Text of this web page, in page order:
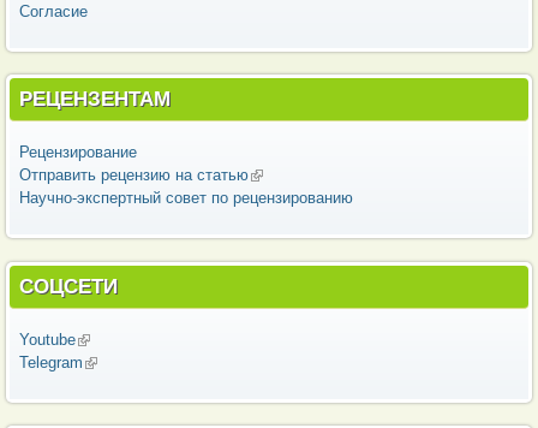
Согласие
РЕЦЕНЗЕНТАМ
Рецензирование
Отправить рецензию на статью(внешняя ссылка)
Научно-экспертный совет по рецензированию
СОЦСЕТИ
Youtube(внешняя ссылка)
Telegram (внешняя ссылка)